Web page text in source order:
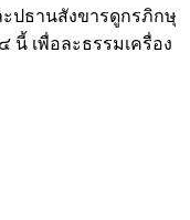
ปธานสังขารดูกรภิกษุ
นี้ เพื่อละธรรมเครื่อง